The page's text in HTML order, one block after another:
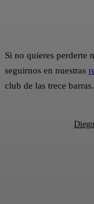
Si no quieres perderte
seguirnos en nuestras
club de las trece barras.